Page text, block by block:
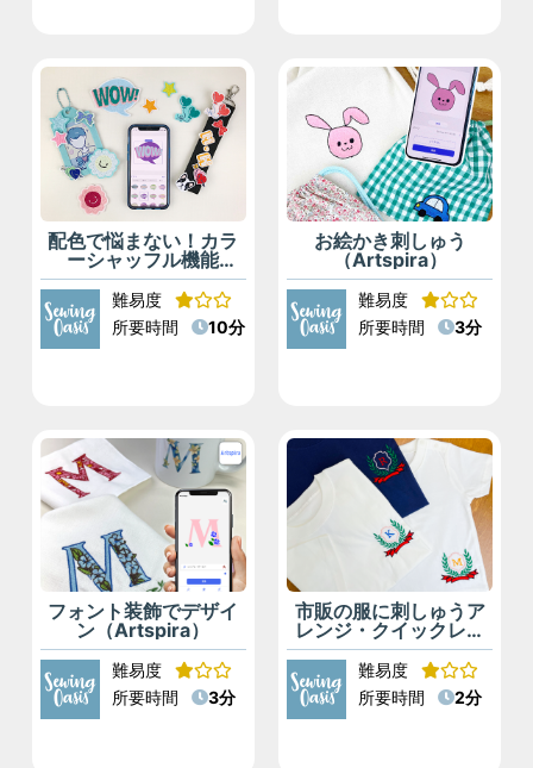
配色で悩まない！カラ
ーシャッフル機能
(Artspira)
難易度
所要時間
10分
お絵かき刺しゅう
（Artspira）
難易度
所要時間
3分
フォント装飾でデザイ
ン（Artspira）
難易度
所要時間
3分
市販の服に刺しゅうア
レンジ・クイックレイ
アウト機能
（Artspira）
難易度
所要時間
2分